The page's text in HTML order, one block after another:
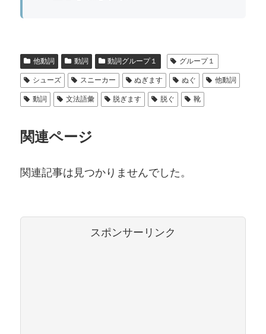
他動詞 動詞 動詞グループ１ グループ１
シューズ スニーカー ぬぎます ぬぐ 他動詞
動詞 文法語彙 脱ぎます 脱ぐ 靴
関連ページ
関連記事は見つかりませんでした。
スポンサーリンク